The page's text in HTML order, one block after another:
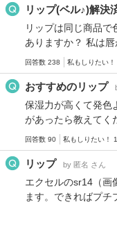
リップ(ベル♪)解決
リップは同じ商品
ありますか？ 私は唇
回答数 238 私もしりたい
おすすめのリップ
保湿力が高くて発色
があったら教えてく
回答数 90 私もしりたい！ 1
リップ by 匿名 さん
エクセルのsr14（画
ます。できればプチ